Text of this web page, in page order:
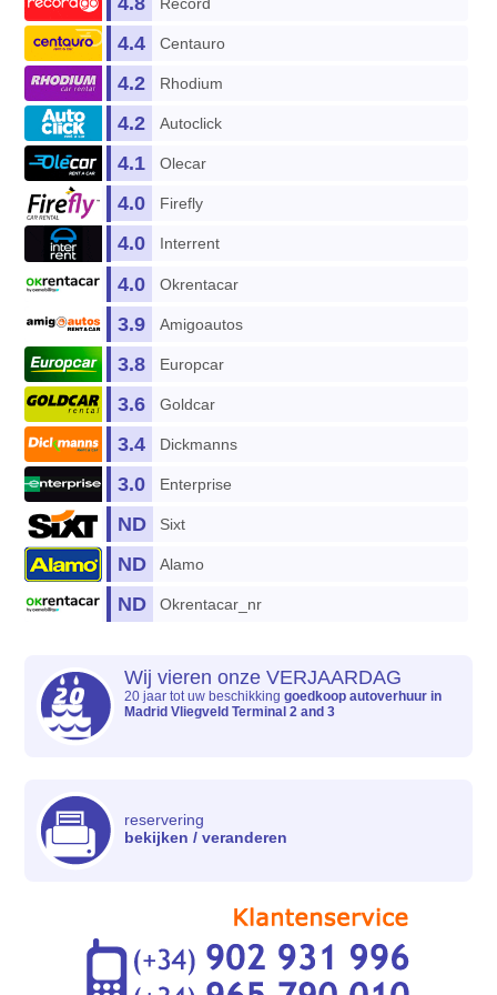
Record
Centauro
4.4
Rhodium
4.2
Autoclick
4.2
Olecar
4.1
Firefly
4.0
Interrent
4.0
Okrentacar
4.0
Amigoautos
3.9
Europcar
3.8
Goldcar
3.6
Dickmanns
3.4
Enterprise
3.0
Sixt
ND
Alamo
ND
Okrentacar_nr
ND
Wij vieren onze VERJAARDAG
20 jaar tot uw beschikkinggoedkoop autoverhuur in
Madrid Vliegveld Terminal 2 and 3
reservering
bekijken / veranderen